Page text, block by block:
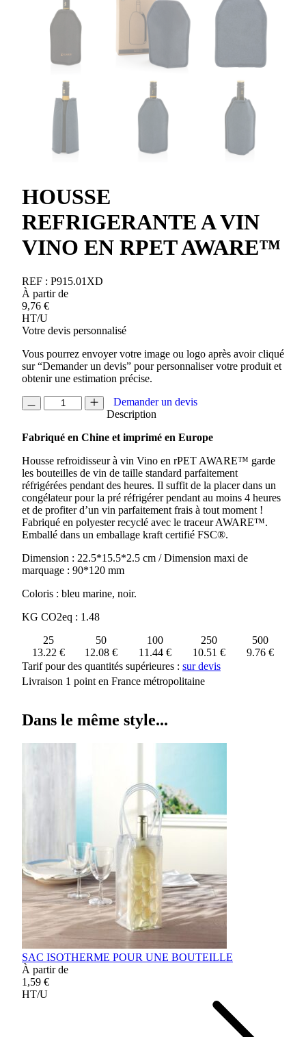
HOUSSE
REFRIGERANTE A VIN
VINO EN RPET AWARE™
REF : P915.01XD
À partir de
9,76 €
HT/U
Votre devis personnalisé
Vous pourrez envoyer votre image ou logo après avoir cliqué
sur “Demander un devis” pour personnaliser votre produit et
obtenir une estimation précise.
quantité
de
REFRIGERANTE
VIN
VINO
EN
RPET
AWARE™
Demander un devis
Description
Fabriqué en Chine et imprimé en Europe
Housse refroidisseur à vin Vino en rPET AWARE™ garde
les bouteilles de vin de taille standard parfaitement
réfrigérées pendant des heures. Il suffit de la placer dans un
congélateur pour la pré réfrigérer pendant au moins 4 heures
et de profiter d’un vin parfaitement frais à tout moment !
Fabriqué en polyester recyclé avec le traceur AWARE™.
Emballé dans un emballage kraft certifié FSC®.
Dimension : 22.5*15.5*2.5 cm / Dimension maxi de
marquage : 90*120 mm
Coloris : bleu marine, noir.
KG CO2eq : 1.48
25
50 100 250
500
13.22 €
12.08 € 11.44 € 10.51 €
9.76 €
Tarif pour des quantités supérieures : sur devis
Livraison 1 point en France métropolitaine
Dans le même style...
SAC ISOTHERME POUR UNE BOUTEILLE
À partir de
1,59 €
HT/U